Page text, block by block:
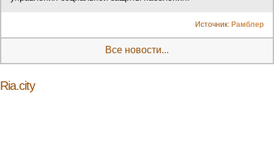
Источник: Рамблер
Все новости...
Ria.city